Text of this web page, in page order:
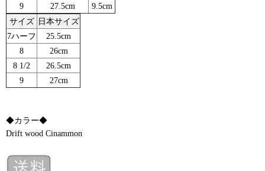
9
27.5cm
9.5cm
サイズ 日本サイズ
7ハーフ
25.5cm
8
26cm
8 1/2
26.5cm
9
27cm
◆カラー◆
Drift wood Cinammon